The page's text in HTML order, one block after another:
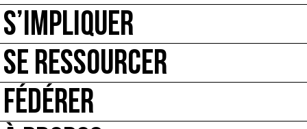
S’IMPLIQUER
SE RESSOURCER
FÉDÉRER